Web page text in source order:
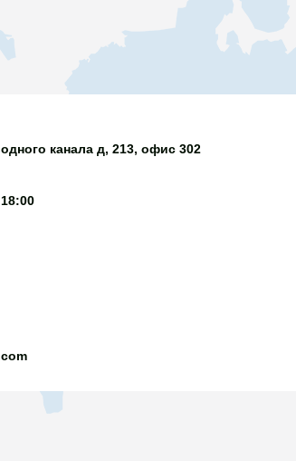
первыми в мире применили кустовой метод
турбинного бурения, закладывая несколько
наклонных скважин с одной площадки. Они
же первыми в стране внедрили метод
закачивается обычная вода, вытесняющая
геометрический рисунок пола Космати
удивительным образом гармонирует с
объемной барочной лепниной, создавая
уникальный для Лацио эклектичный контраст
времени.Собор Чивита-Кастеллана (итал.
Италия
канала д, 213, офис 302